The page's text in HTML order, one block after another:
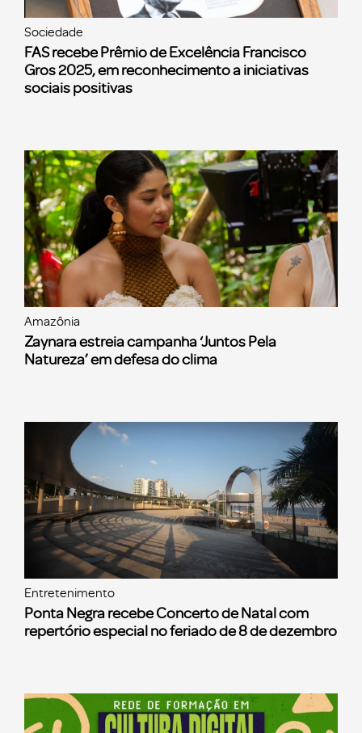
Sociedade
FAS recebe Prêmio de Excelência Francisco
Gros 2025, em reconhecimento a iniciativas
sociais positivas
Amazônia
Zaynara estreia campanha ‘Juntos Pela
Natureza’ em defesa do clima
Entretenimento
Ponta Negra recebe Concerto de Natal com
repertório especial no feriado de 8 de dezembro